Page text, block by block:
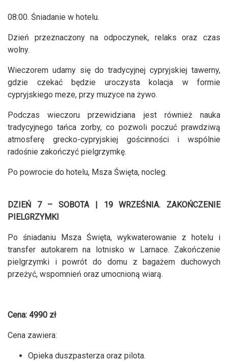
08:00. Śniadanie w hotelu.
Dzień przeznaczony na odpoczynek, relaks oraz czas
wolny.
Wieczorem udamy się do tradycyjnej cypryjskiej tawerny,
gdzie czekać będzie uroczysta kolacja w formie
cypryjskiego meze, przy muzyce na żywo.
Podczas wieczoru przewidziana jest również nauka
tradycyjnego tańca zorby, co pozwoli poczuć prawdziwą
atmosferę grecko-cypryjskiej gościnności i wspólnie
radośnie zakończyć pielgrzymkę.
Po powrocie do hotelu, Msza Święta, nocleg.
DZIEŃ 7 – SOBOTA | 19 WRZEŚNIA. ZAKOŃCZENIE
PIELGRZYMKI
Po śniadaniu Msza Święta, wykwaterowanie z hotelu i
transfer autokarem na lotnisko w Larnace. Zakończenie
pielgrzymki i powrót do domu z bagażem duchowych
przeżyć, wspomnień oraz umocnioną wiarą.
Cena: 4990 zł
Cena zawiera:
Opieka duszpasterza oraz pilota.